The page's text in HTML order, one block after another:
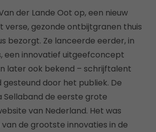
der Lande Oot op, een nieuw
verse, gezonde ontbijtgranen thuis
bezorgt. Ze lanceerde eerder, in
een innovatief uitgeefconcept
later ook bekend – schrijftalent
door het publiek. De
Sellaband de eerste grote
van Nederland. Het was
de grootste innovaties in de